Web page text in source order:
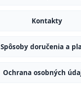
Kontakty
Spôsoby doručenia a
Ochrana osobných